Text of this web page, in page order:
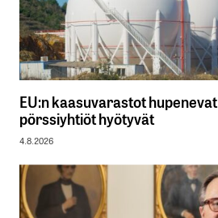
EU:n kaasuvarastot
pörssiyhtiöt hyötyvät
4.8.2026